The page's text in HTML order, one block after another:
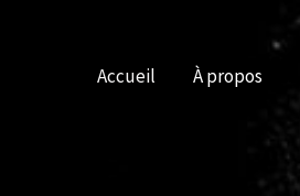
Accueil À propos